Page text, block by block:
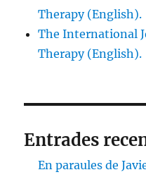
Therapy (English).
The International
Therapy (English).
Entrades
En paraules de